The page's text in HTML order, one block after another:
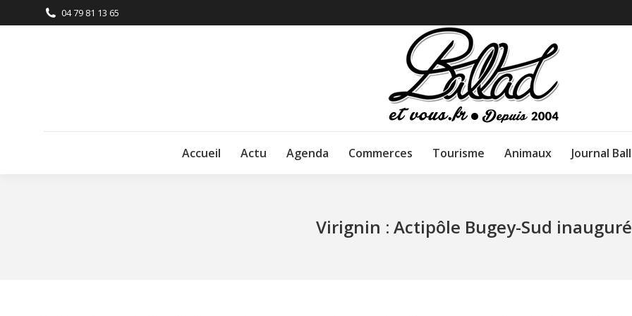
04 79 81 13 65
Accueil Actu Agenda Commerces Tourisme Animaux Journal
Virignin : Actipôle Bugey-Sud inauguré